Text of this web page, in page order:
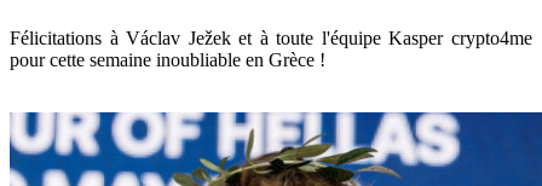
Félicitations à Václav Ježek et à toute l'équipe Kasper crypto4me
pour cette semaine inoubliable en Grèce !